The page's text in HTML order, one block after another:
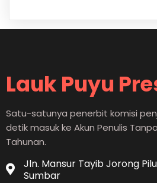
Lauk Puyu
Satu-satunya penerbit komisi
detik masuk ke Akun Penulis
Tahunan.
Jln. Mansur Tayib Jorong
Sumbar